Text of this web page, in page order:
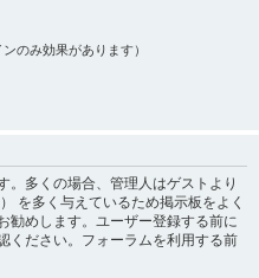
のみ効果があります）
。多くの場合、管理人はゲストより
を多く与えているため掲示板をよく
勧めします。ユーザー登録する前に
ください。フォーラムを利用する前